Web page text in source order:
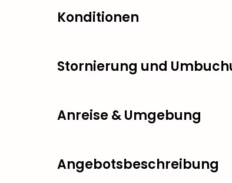
Konditionen
Stornierung und
Anreise & Umgebung
Angebotsbeschreibung